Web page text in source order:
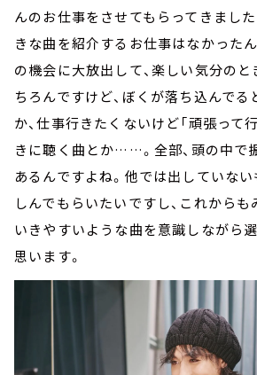
んのお仕事をさせてもらってきまし
きな曲を紹介するお仕事はなかったん
の機会に大放出して、楽しい気分の
ちろんですけど、ぼくが落ち込んで
か、仕事行きたくないけど「頑張って
きに聴く曲とか……。全部、頭の中で
あるんですよね。他では出していな
しんでもらいたいですし、これから
いきやすいような曲を意識しながら
思います。